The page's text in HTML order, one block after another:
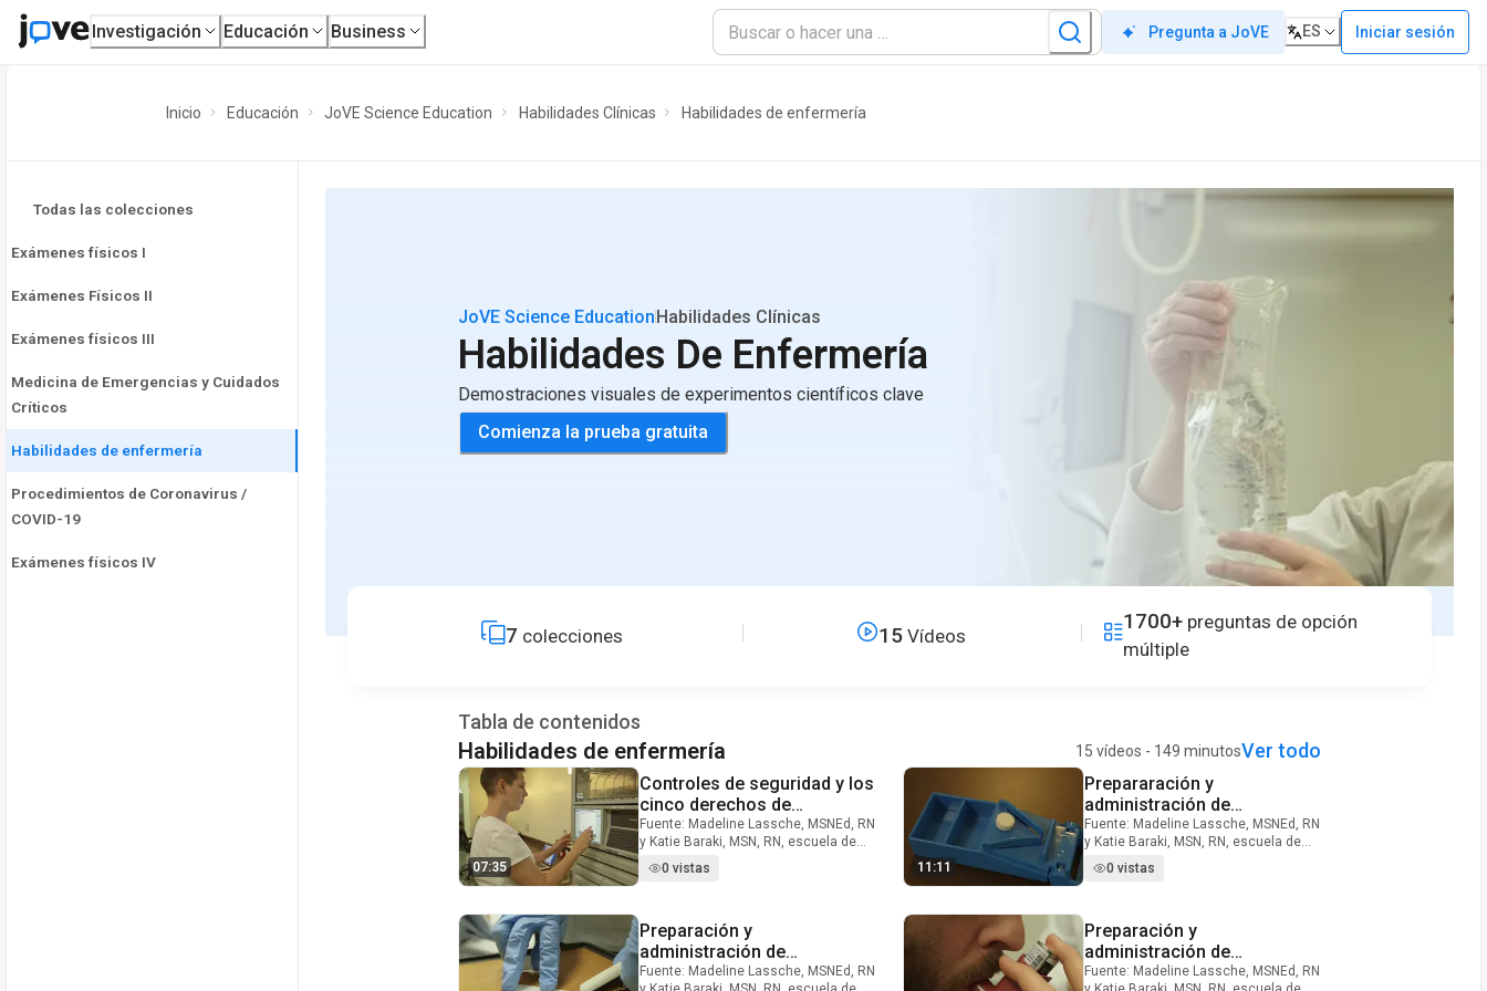
Investigación Educación Business Pregunta a JoVE ES Iniciar sesión
Inicio Educación JoVE Science Education Habilidades Clínicas Habilidades de enfermería
Todas las colecciones
Exámenes físicos I
Exámenes Físicos II
Exámenes físicos III
Medicina de Emergencias y Cuidados
Críticos
Habilidades de enfermería
Procedimientos de Coronavirus /
COVID-19
Exámenes físicos IV
JoVE Science EducationHabilidades Clínicas
Habilidades De Enfermería
Demostraciones visuales de experimentos científicos clave
Comienza la prueba gratuita
7 colecciones 15 Vídeos
1700+preguntas de opción
múltiple
Tabla de contenidos
Habilidades de enfermería 15 vídeos - 149 minutosVer todo
07:35
Controles de seguridad y los
cinco derechos de
administración de
medicamentos
Fuente: Madeline Lassche, MSNEd, RN
y Katie Baraki, MSN, RN, escuela de
Según el informe de la institución de
sistema más seguro de salud, errores
de medicación son importantes
contribuyentes a muertes evitables de
paciente en el entorno hospitalario.
Video Duration: 7 minutes and 35 seconds
0 vistas 11:11
Prepararación y
administración de
medicamentos líquidos y
tabletas orales
Fuente: Madeline Lassche, MSNEd, RN
y Katie Baraki, MSN, RN, escuela de
Medicamentos por vía oral están la
administración de medicamentos por
proveedores. Más preparaciones
orales son tomadas por vía oral,
ingestión de líquido y absorbidas por
Video Duration: 11 minutes and 11 seconds
0 vistas
Preparación y
administración de
medicamentos tópicos
Fuente: Madeline Lassche, MSNEd, RN
Video Duration: 11 minutes and 44 seconds
Preparación y
administración de
medicamentos inhalados
Fuente: Madeline Lassche, MSNEd, RN
Video Duration: 8 minutes and 14 seconds